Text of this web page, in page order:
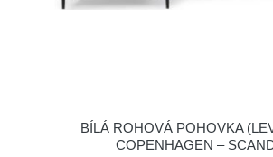
BÍLÁ ROHOVÁ POHOVKA
COPENHAGEN –